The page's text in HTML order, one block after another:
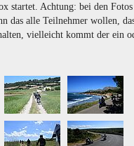
startet. Achtung: bei den
das alle Teilnehmer wollen,
vielleicht kommt der ein